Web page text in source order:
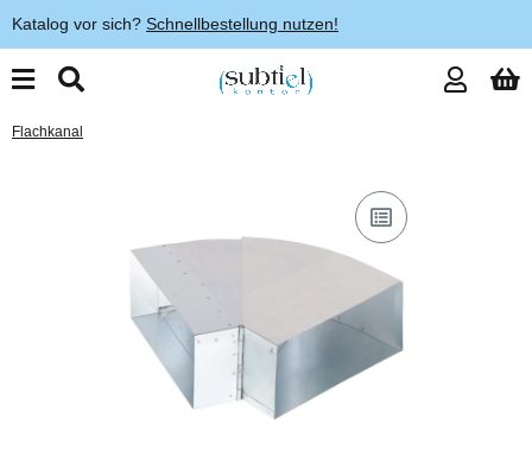
Katalog vor sich? Schnellbestellung nutzen!
Flachkanal